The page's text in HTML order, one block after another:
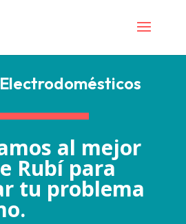
al mejor
Rubí para
tu problema